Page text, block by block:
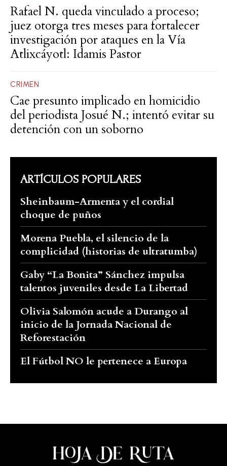
Rafael N. queda vinculado a proceso;
juez otorga tres meses para fortalecer
investigación por ataques en la Vía
Atlixcáyotl: Idamis Pastor
CRIMEN
Cae presunto implicado en homicidio
del periodista Josué N.; intentó evitar su
detención con un soborno
ARTÍCULOS POPULARES
Sheinbaum-Armenta y el cordial
choque de puños
Morena Puebla, el silencio de la
complicidad (historias de ultratumba)
Gaby “La Bonita” Sánchez impulsa
talentos juveniles desde La Libertad
Olivia Salomón acude a Durango al
inicio de la Jornada Nacional de
Reforestación
El Fútbol NO le pertenece a Europa